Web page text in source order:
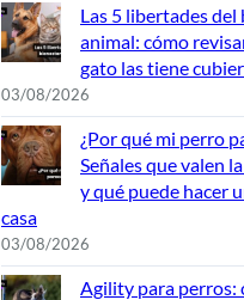
Las 5 libertades del
animal: cómo
gato las tiene
03/08/2026
¿Por qué mi perro
Señales que valen
y qué puede hacer
casa
03/08/2026
Agility para perros: